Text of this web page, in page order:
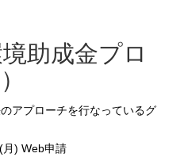
助成金プロ
アプローチを行なっているグ
) Web申請